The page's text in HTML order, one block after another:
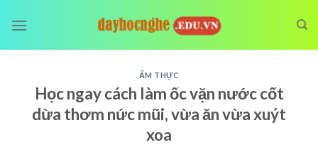
ẨM THỰC
Học ngay cách làm ốc vặn nước cốt
dừa thơm nức mũi, vừa ăn vừa xuýt
xoa